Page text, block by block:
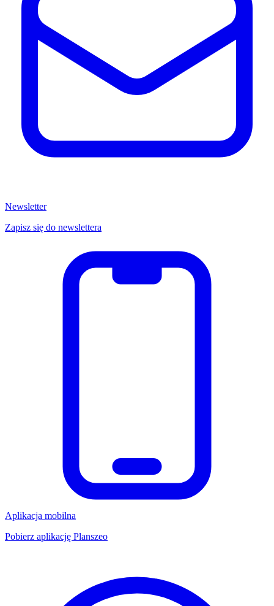
Newsletter
Zapisz się do newslettera
Aplikacja mobilna
Pobierz aplikację Planszeo